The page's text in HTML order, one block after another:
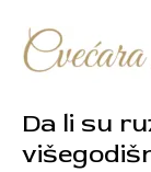
sadržaj
Da li su